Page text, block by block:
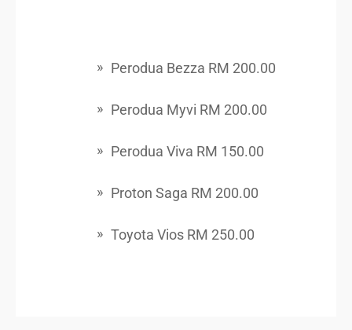
Perodua Bezza RM 200.00
Perodua Myvi RM 200.00
Perodua Viva RM 150.00
Proton Saga RM 200.00
Toyota Vios RM 250.00